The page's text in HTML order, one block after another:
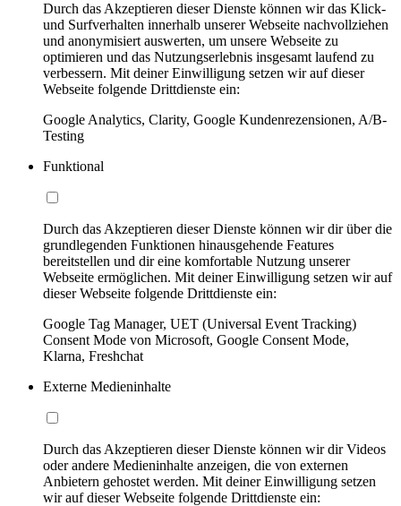
Durch das Akzeptieren dieser Dienste können wir das Klick-
und Surfverhalten innerhalb unserer Webseite nachvollziehen
und anonymisiert auswerten, um unsere Webseite zu
optimieren und das Nutzungserlebnis insgesamt laufend zu
verbessern. Mit deiner Einwilligung setzen wir auf dieser
Webseite folgende Drittdienste ein:
Google Analytics, Clarity, Google Kundenrezensionen, A/B-
Testing
Funktional
Durch das Akzeptieren dieser Dienste können wir dir über die
grundlegenden Funktionen hinausgehende Features
bereitstellen und dir eine komfortable Nutzung unserer
Webseite ermöglichen. Mit deiner Einwilligung setzen wir auf
dieser Webseite folgende Drittdienste ein:
Google Tag Manager, UET (Universal Event Tracking)
Consent Mode von Microsoft, Google Consent Mode,
Klarna, Freshchat
Externe Medieninhalte
Durch das Akzeptieren dieser Dienste können wir dir Videos
oder andere Medieninhalte anzeigen, die von externen
Anbietern gehostet werden. Mit deiner Einwilligung setzen
wir auf dieser Webseite folgende Drittdienste ein: